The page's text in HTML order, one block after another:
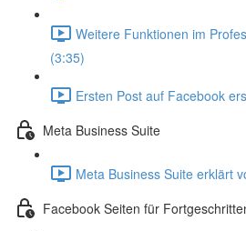
Weitere Funktionen im
(3:35)
Ersten Post auf Facebook
Meta Business Suite
Meta Business Suite erklärt
Facebook Seiten für